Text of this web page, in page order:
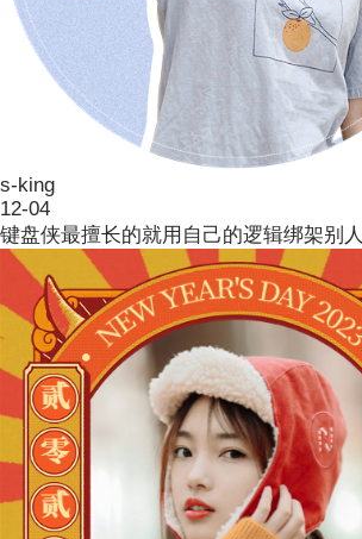
s-king
12-04
键盘侠最擅长的就用自己的逻辑绑架别人